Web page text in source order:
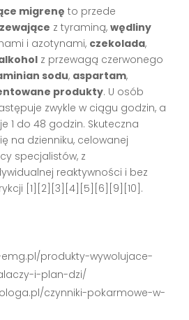
migrenę to przede
z tyraminą,wędliny
i azotynami, czekolada,
z przewagą czerwonego
sodu, aspartam,
produkty. U osób
zwykle w ciągu godzin, a
1 do 48 godzin. Skuteczna
na dzienniku, celowanej
specjalistów, z
reaktywności i bez
[1][2][3][4][5][6][9][10].
produkty-wywolujace-
i-plan-dzi/
czynniki-pokarmowe-w-